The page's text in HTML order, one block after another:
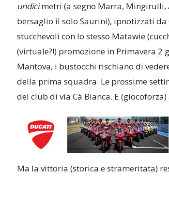
undicimetri (a segno Marra, Mingirulli,
bersaglio il solo Saurini), ipnotizzati da
stucchevoli con lo stesso Matawie
(virtuale?!) promozione in Primavera
Mantova, i bustocchi rischiano di
della prima squadra. Le prossime
del club di via Cà Bianca. E
Ma la vittoria (storica e strameritata)